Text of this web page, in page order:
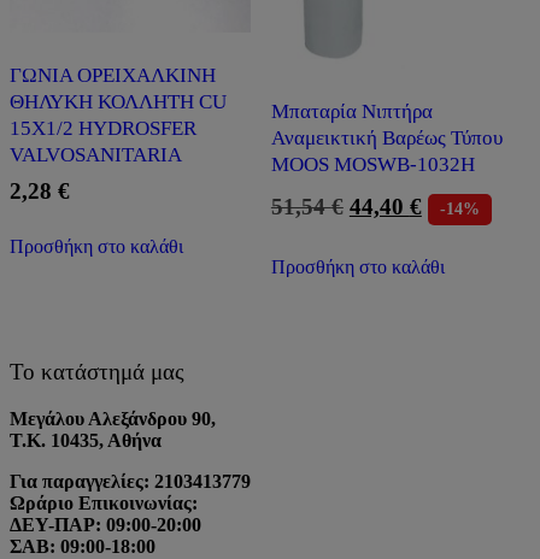
ΓΩΝΙΑ ΟΡΕΙΧΑΛΚΙΝΗ
ΘΗΛΥΚΗ ΚΟΛΛΗΤΗ CU
15X1/2 HYDROSFER
VALVOSANITARIA
2,28 €
Προσθήκη στο καλάθι
Μπαταρία Νιπτήρα
Αναμεικτική Βαρέως Τύπου
MOOS MOSWB-1032H
51,54€ Original
price
51,54 €.
44,40 €Η
τρέχουσα
τιμή
είναι:
-14%
Προσθήκη στο καλάθι
Το κατάστημά μας
Μεγάλου Αλεξάνδρου 90,
Τ.Κ. 10435, Αθήνα
Για παραγγελίες: 2103413779
Ωράριο Επικοινωνίας:
ΔΕΥ-ΠΑΡ: 09:00-20:00
ΣΑΒ: 09:00-18:00